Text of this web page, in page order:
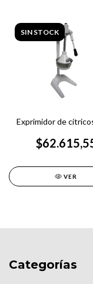
SIN STOCK
Exprimidor de
VER
Categorías